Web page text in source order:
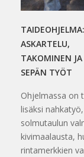
TAIDEOHJELMA:
ASKARTELU,
TAKOMINEN JA
SEPÄN TYÖT
Ohjelmassa on
lisäksi nahkatyö,
solmutaulun
kivimaalausta,
rintamerkkien